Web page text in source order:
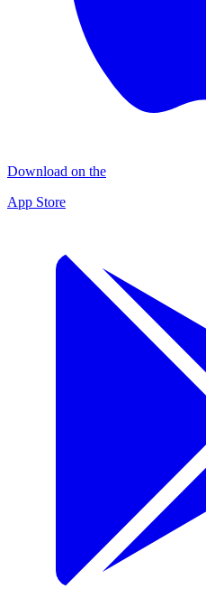
Download on the
App Store